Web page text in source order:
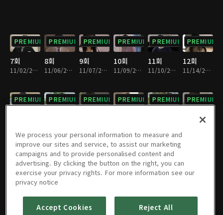
PREMIUM
7회
11/02/2023 • 30분
PREMIUM
8회
11/06/2023 • 29분
PREMIUM
9회
11/07/2023 • 30분
PREMIUM
10회
11/09/2023 • 30분
PREMIUM
11회
11/10/2023 • 30분
PREMIUM
12회
11/14/2023 • 30분
PREMIUM PREMIUM PREMIUM PREMIUM PREMIUM PREMIUM
PREMIUM
19회
11/23/2023 • 29분
PREMIUM
20회
PREMIUM
21회
PREMIUM
22회
PREMIUM
23회 24회
We process your personal information to measure and
improve our sites and service, to assist our marketing
campaigns and to provide personalised content and
advertising. By clicking the button on the right, you can
exercise your privacy rights. For more information see our
privacy notice
Accept Cookies Reject All